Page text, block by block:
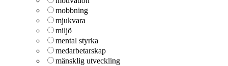
mobbning
mjukvara
miljö
mental styrka
medarbetarskap
mänsklig utveckling